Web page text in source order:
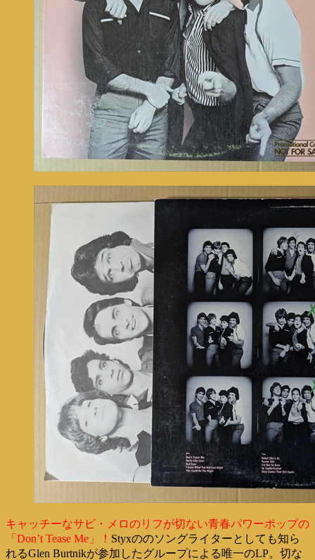
キャッチーなサビ・メロのリフが切ない青春パワーポップの
「Don’t Tease Me」！ Styxののソングライターとしても知ら
れるGlen Burtnikが参加したグループによる唯一のLP。切な